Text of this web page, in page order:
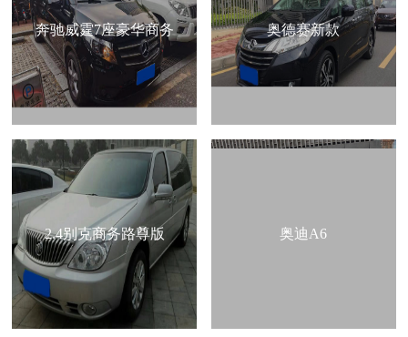
奔驰威霆7座豪华商务 奥德赛新款
2.4别克商务路尊版 奥迪A6